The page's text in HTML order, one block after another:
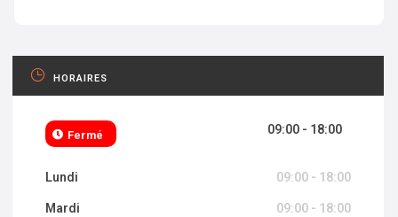
HORAIRES
Fermé 09:00 - 18:00
Lundi 09:00 - 18:00
Mardi 09:00 - 18:00